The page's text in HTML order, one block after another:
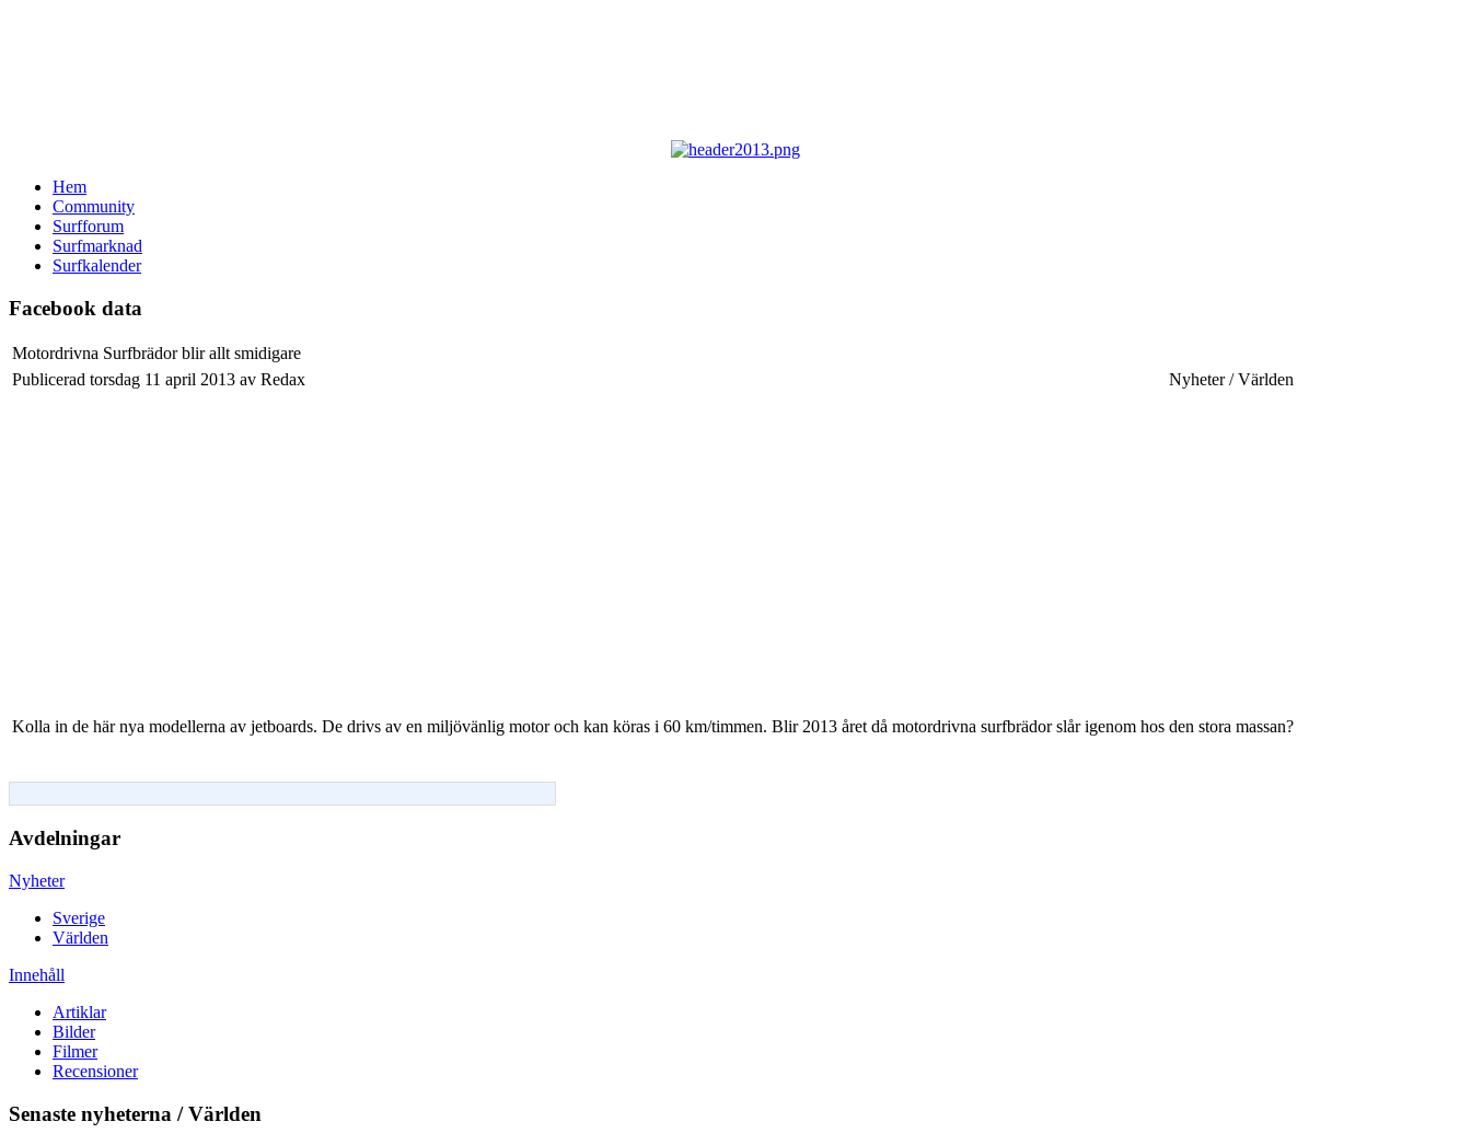
Hem
Community
Surfforum
Surfmarknad
Surfkalender
Facebook data
Motordrivna Surfbrädor blir allt smidigare
Publicerad torsdag 11 april 2013 av Redax
Nyheter / Världen
Kolla in de här nya modellerna av jetboards. De drivs av en miljövänlig motor och kan köras i 60 km/timmen. Blir 2013 året då motordrivna surfbrädor slår igenom hos den stora massan?
Avdelningar
Nyheter
Sverige
Världen
Innehåll
Artiklar
Bilder
Filmer
Recensioner
Senaste nyheterna / Världen